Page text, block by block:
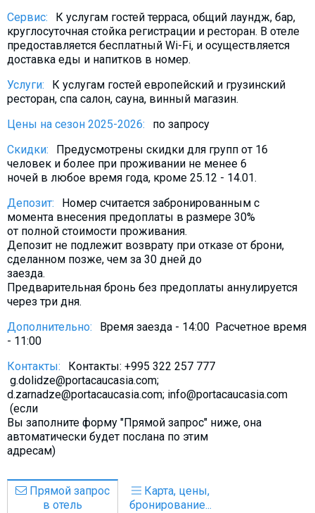
Сервис:
К услугам гостей терраса, общий лаундж, бар,
круглосуточная стойка регистрации и ресторан. В отеле
предоставляется бесплатный Wi-Fi, и осуществляется
доставка еды и напитков в номер.
Услуги:
К услугам гостей европейский и грузинский
ресторан, спа салон, сауна, винный магазин.
Цены на сезон 2025-2026:
по запросу
Скидки:
Предусмотрены скидки для групп от 16
человек и более при проживании не менее 6
ночей в любое время года, кроме 25.12 - 14.01.
Депозит:
Номер считается забронированным с
момента внесения предоплаты в размере 30%
от полной стоимости проживания.
Депозит не подлежит возврату при отказе от брони,
сделанном позже, чем за 30 дней до
заезда.
Предварительная бронь без предоплаты аннулируется
через три дня.
Дополнительно:
Время заезда - 14:00 Расчетное время
- 11:00
Контакты:
Контакты: +995 322 257 777
g.dolidze@portacaucasia.com;
d.zarnadze@portacaucasia.com; info@portacaucasia.com
(если
Вы заполните форму "Прямой запрос" ниже, она
автоматически будет послана по этим
адресам)
Прямой запрос
в отель
Карта, цены,
бронирование...